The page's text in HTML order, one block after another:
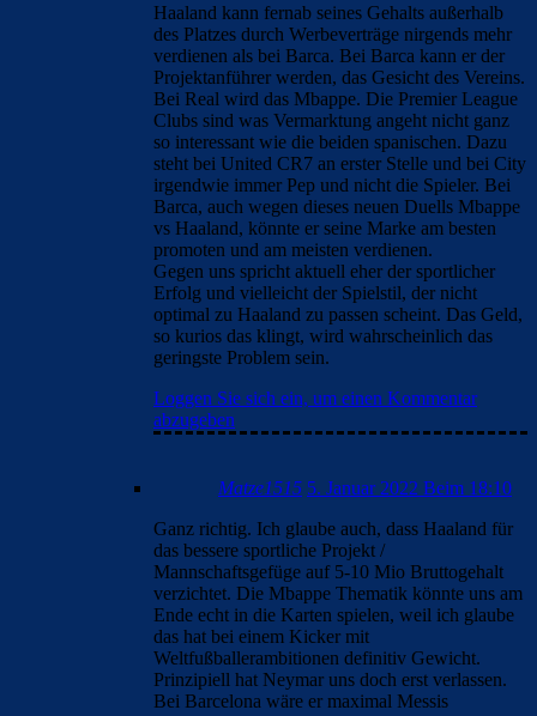
Haaland kann fernab seines Gehalts außerhalb
des Platzes durch Werbeverträge nirgends mehr
verdienen als bei Barca. Bei Barca kann er der
Projektanführer werden, das Gesicht des Vereins.
Bei Real wird das Mbappe. Die Premier League
Clubs sind was Vermarktung angeht nicht ganz
so interessant wie die beiden spanischen. Dazu
steht bei United CR7 an erster Stelle und bei City
irgendwie immer Pep und nicht die Spieler. Bei
Barca, auch wegen dieses neuen Duells Mbappe
vs Haaland, könnte er seine Marke am besten
promoten und am meisten verdienen.
Gegen uns spricht aktuell eher der sportlicher
Erfolg und vielleicht der Spielstil, der nicht
optimal zu Haaland zu passen scheint. Das Geld,
so kurios das klingt, wird wahrscheinlich das
geringste Problem sein.
Loggen Sie sich ein, um einen Kommentar
abzugeben
Matze1515 5. Januar 2022 Beim 18:10
Ganz richtig. Ich glaube auch, dass Haaland für
das bessere sportliche Projekt /
Mannschaftsgefüge auf 5-10 Mio Bruttogehalt
verzichtet. Die Mbappe Thematik könnte uns am
Ende echt in die Karten spielen, weil ich glaube
das hat bei einem Kicker mit
Weltfußballerambitionen definitiv Gewicht.
Prinzipiell hat Neymar uns doch erst verlassen.
Bei Barcelona wäre er maximal Messis